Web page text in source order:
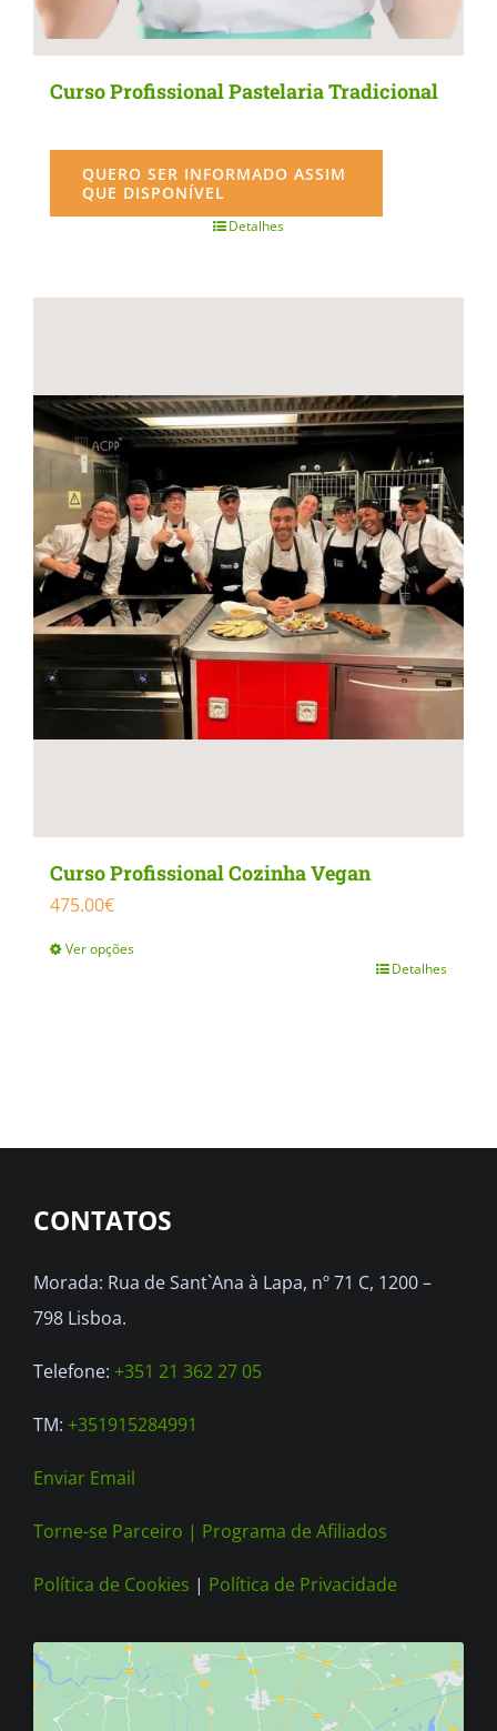
Curso Profissional Pastelaria Tradicional
QUERO SER INFORMADO ASSIM
QUE DISPONÍVEL
Detalhes
Curso Profissional Cozinha Vegan
475.00€
Ver opções
The
may
chosen
on
the
page
Detalhes
CONTATOS
Morada: Rua de Sant`Ana à Lapa, nº 71 C, 1200 –
798 Lisboa.
Telefone: +351 21 362 27 05
TM: +351915284991
Enviar Email
Torne-se Parceiro | Programa de Afiliados
Política de Cookies | Política de Privacidade